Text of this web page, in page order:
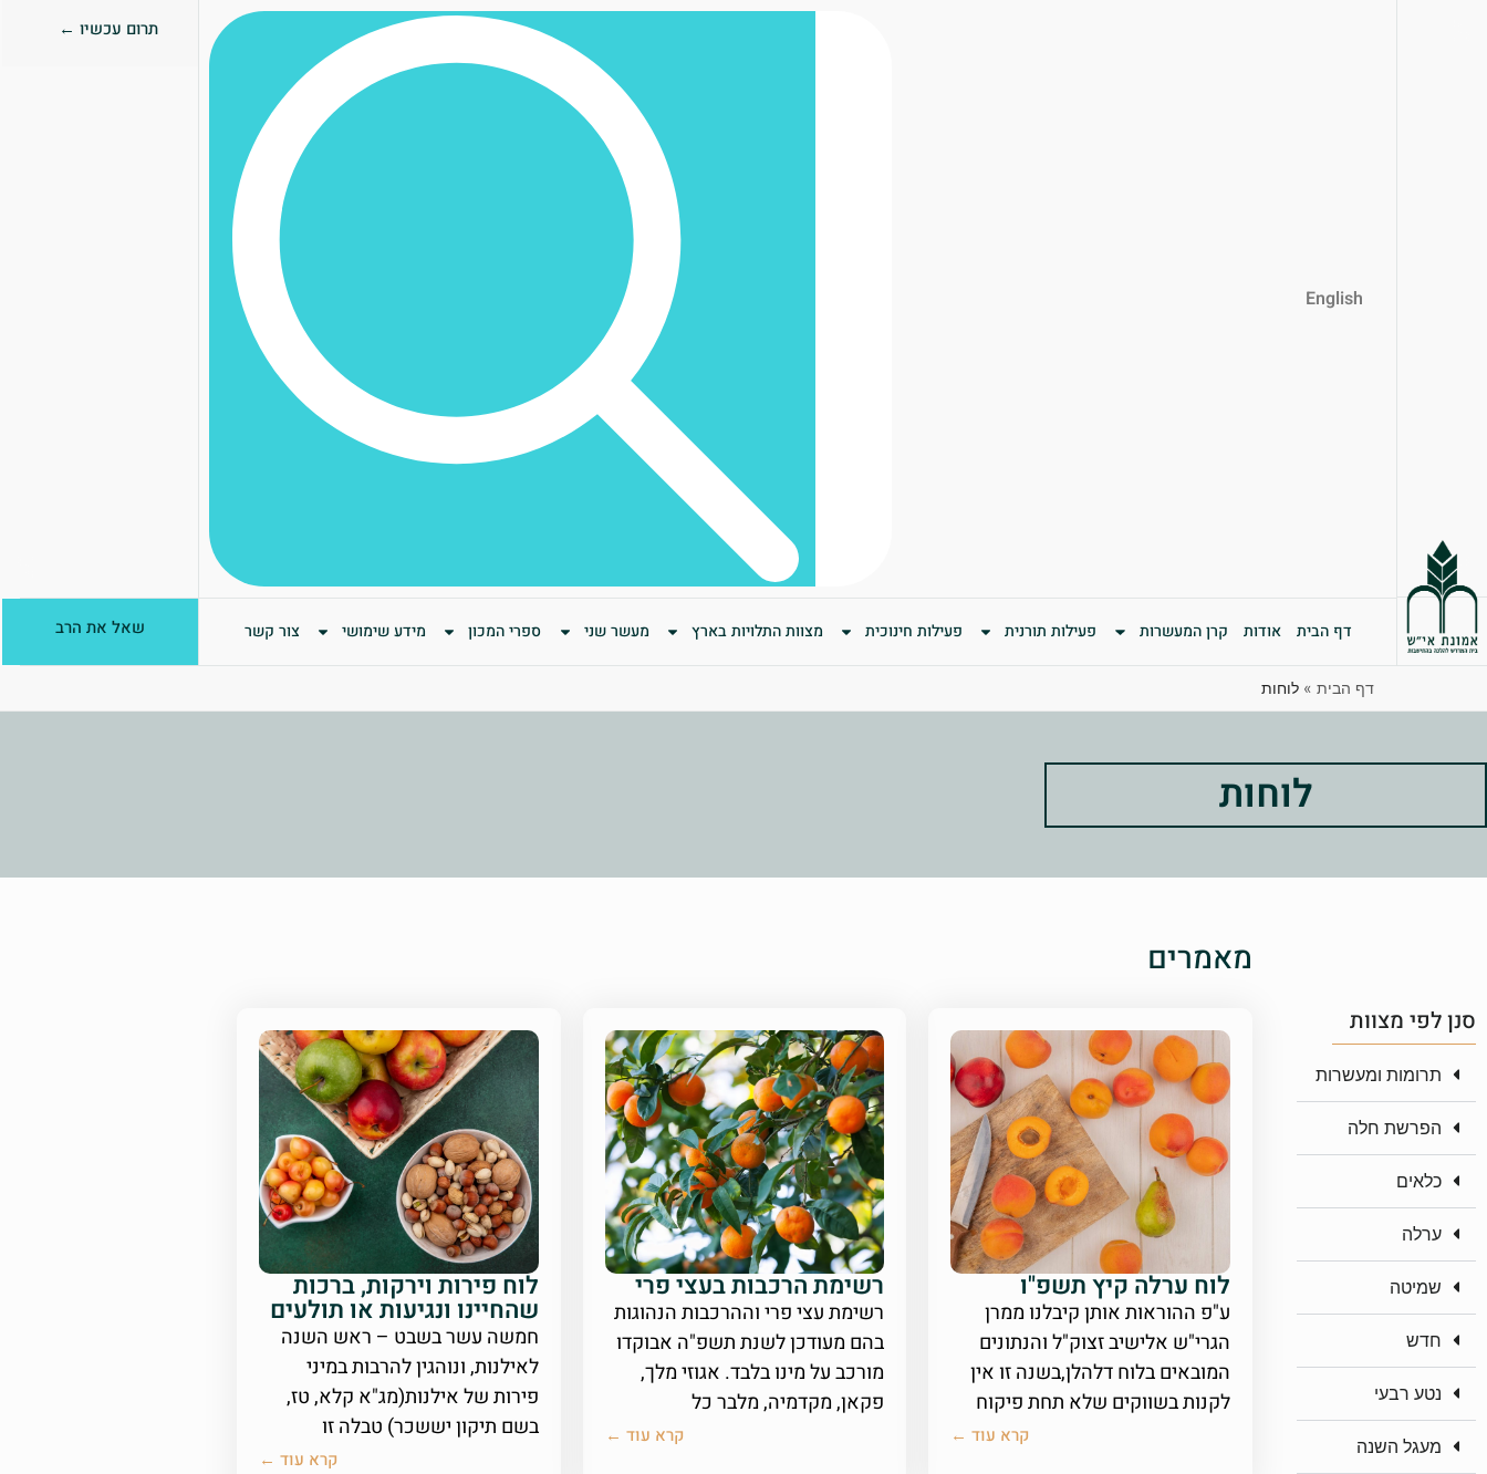
English
תרום עכשיו ←
דף הבית אודות קרן המעשרות פעילות תורנית פעילות חינוכית מצוות התלויות בארץ מעשר שני ספרי המכון מידע שימושי צור קשר שאל את הרב
דף הבית » לוחות
לוחות
סנן לפי מצוות
תרומות ומעשרות
הפרשת חלה
כלאים
ערלה
שמיטה
חדש
נטע רבעי
מעגל השנה
מאמרים
לוח ערלה קיץ תשפ"ו
ע"פ ההוראות אותן קיבלנו ממרן
הגרי"ש אלישיב זצוק"ל והנתונים
המובאים בלוח דלהלן,בשנה זו אין
לקנות בשווקים שלא תחת פיקוח
קרא עוד ←
רשימת הרכבות בעצי פרי
רשימת עצי פרי וההרכבות הנהוגות
בהם מעודכן לשנת תשפ"ה אבוקדו
מורכב על מינו בלבד. אגוזי מלך,
פקאן, מקדמיה, מלבר כל
קרא עוד ←
לוח פירות וירקות, ברכות
שהחיינו ונגיעות או תולעים
חמשה עשר בשבט – ראש השנה
לאילנות, ונוהגין להרבות במיני
פירות של אילנות(מג"א קלא, טז,
בשם תיקון יששכר) טבלה זו
קרא עוד ←